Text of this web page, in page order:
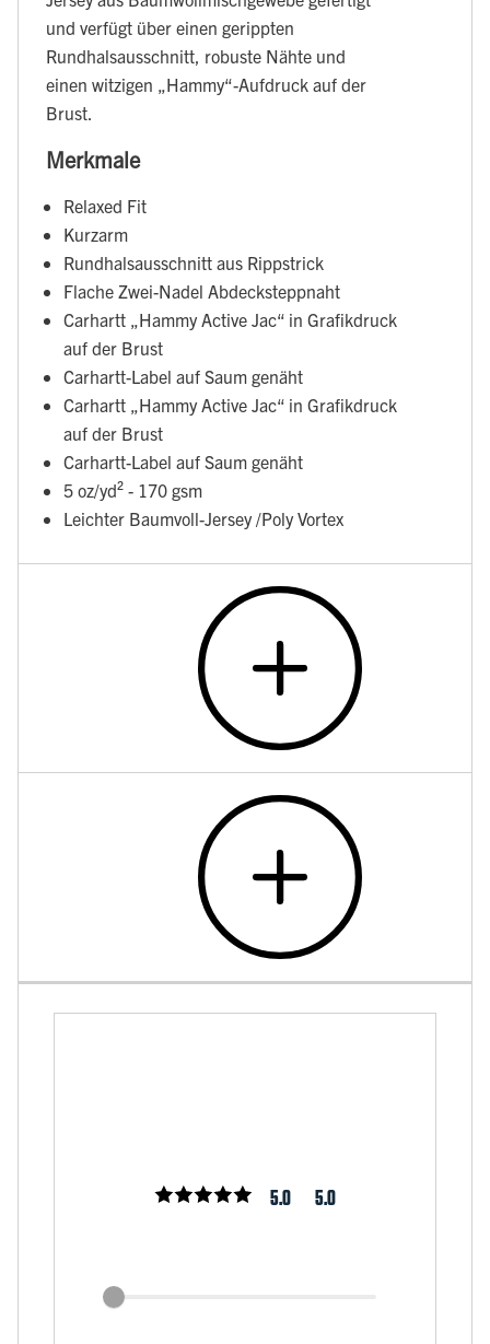
und verfügt über einen gerippten
Rundhalsausschnitt, robuste Nähte und
einen witzigen „Hammy“-Aufdruck auf der
Brust.
Merkmale
Relaxed Fit
Kurzarm
Rundhalsausschnitt aus Rippstrick
Flache Zwei-Nadel Abdecksteppnaht
Carhartt „Hammy Active Jac“ in Grafikdruck
auf der Brust
Carhartt-Label auf Saum genäht
Carhartt „Hammy Active Jac“ in Grafikdruck
auf der Brust
Carhartt-Label auf Saum genäht
5 oz/yd² - 170 gsm
Leichter Baumvoll-Jersey /Poly Vortex
5.0 5.0